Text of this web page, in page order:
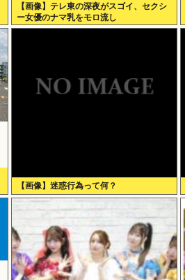
【画像】テレ東の深夜がスゴイ、セクシ
ー女優のナマ乳をモロ流し
【画像】迷惑行為って何？